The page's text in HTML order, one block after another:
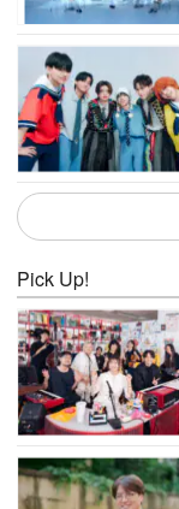
Pick Up!